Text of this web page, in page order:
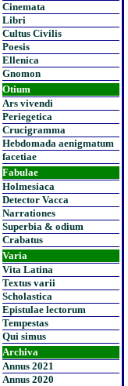
Cinemata
Libri
Cultus Civilis
Poesis
Ellenica
Gnomon
Otium
Ars vivendi
Periegetica
Crucigramma
Hebdomada aenigmatum
facetiae
Fabulae
Holmesiaca
Detector Vacca
Narrationes
Superbia & odium
Crabatus
Varia
Vita Latina
Textus varii
Scholastica
Epistulae lectorum
Tempestas
Qui simus
Archiva
Annus 2021
Annus 2020